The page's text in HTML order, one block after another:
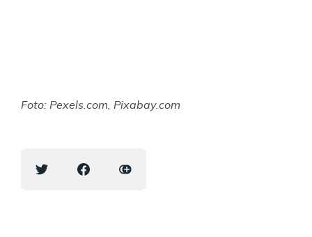
Foto: Pexels.com, Pixabay.com